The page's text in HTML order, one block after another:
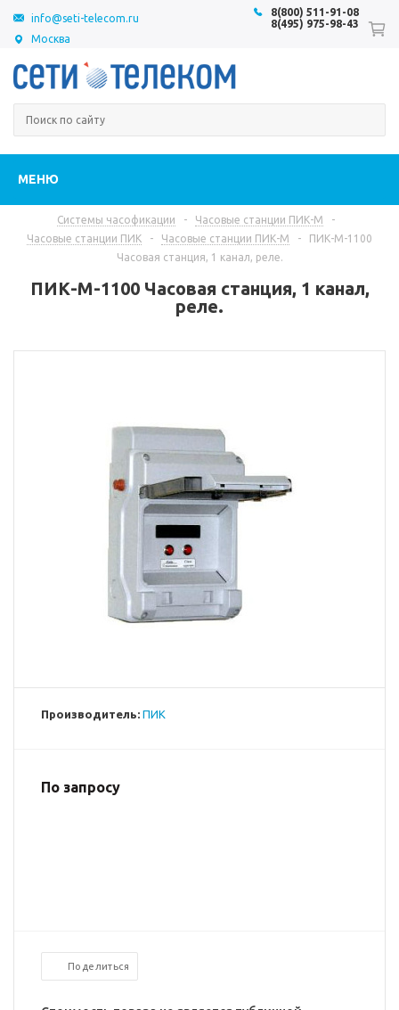
Москва
8(800) 511-91-08
8(495) 975-98-43
info@seti-telecom.ru
МЕНЮ
Системы часофикации - Часовые станции ПИК-М
-
Часовые станции ПИК
- Часовые станции ПИК-М -
ПИК-М-1100
Часовая станция, 1 канал, реле.
ПИК-М-1100 Часовая станция, 1 канал,
реле.
Производитель: ПИК
По запросу
Поделиться